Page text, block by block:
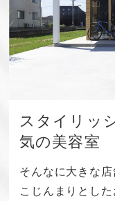
スタイリッ
気の美容室
そんなに大きな
こじんまりとし